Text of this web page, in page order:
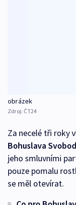
obrázek
Zdroj: ČT24
Za necelé tři roky
Bohuslava
jeho smluvními
pouze pomalu
se měl otevírat.